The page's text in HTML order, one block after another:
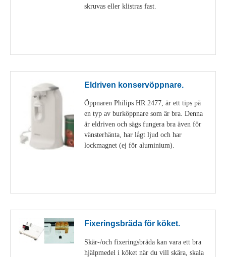
skruvas eller klistras fast.
Eldriven konservöppnare.
Öppnaren Philips HR 2477, är ett tips på
en typ av burköppnare som är bra. Denna
är eldriven och sägs fungera bra även för
vänsterhänta, har lågt ljud och har
lockmagnet (ej för aluminium).
Fixeringsbräda för köket.
Skär-/och fixeringsbräda kan vara ett bra
hjälpmedel i köket när du vill skära, skala